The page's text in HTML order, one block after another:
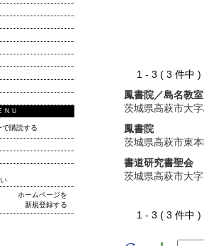
1 - 3 ( 3 件
鳳書院／島名教室
茨城県高萩市大
鳳書院
茨城県高萩市東
書道研究書聖会
茨城県高萩市大
1 - 3 ( 3 件
ＮＵ
購読する
ホームページを
新規登録する